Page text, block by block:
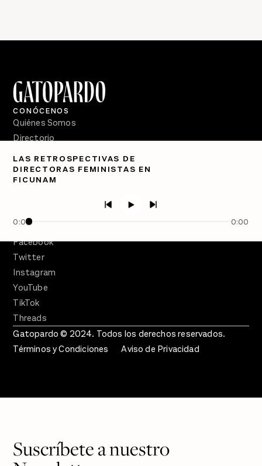
LAS RETROSPECTIVAS DE
DIRECTORAS FEMINISTAS EN
FICUNAM
0:00 0:00
CONÓCENOS
Quiénes Somos
Directorio
PÓDCASTS
Semanario Gatopardo
Facebook
Twitter
Instagram
YouTube
TikTok
Threads
Gatopardo © 2024. Todos los derechos reservados.
Términos y Condiciones
Aviso de Privacidad
Suscríbete a nuestro